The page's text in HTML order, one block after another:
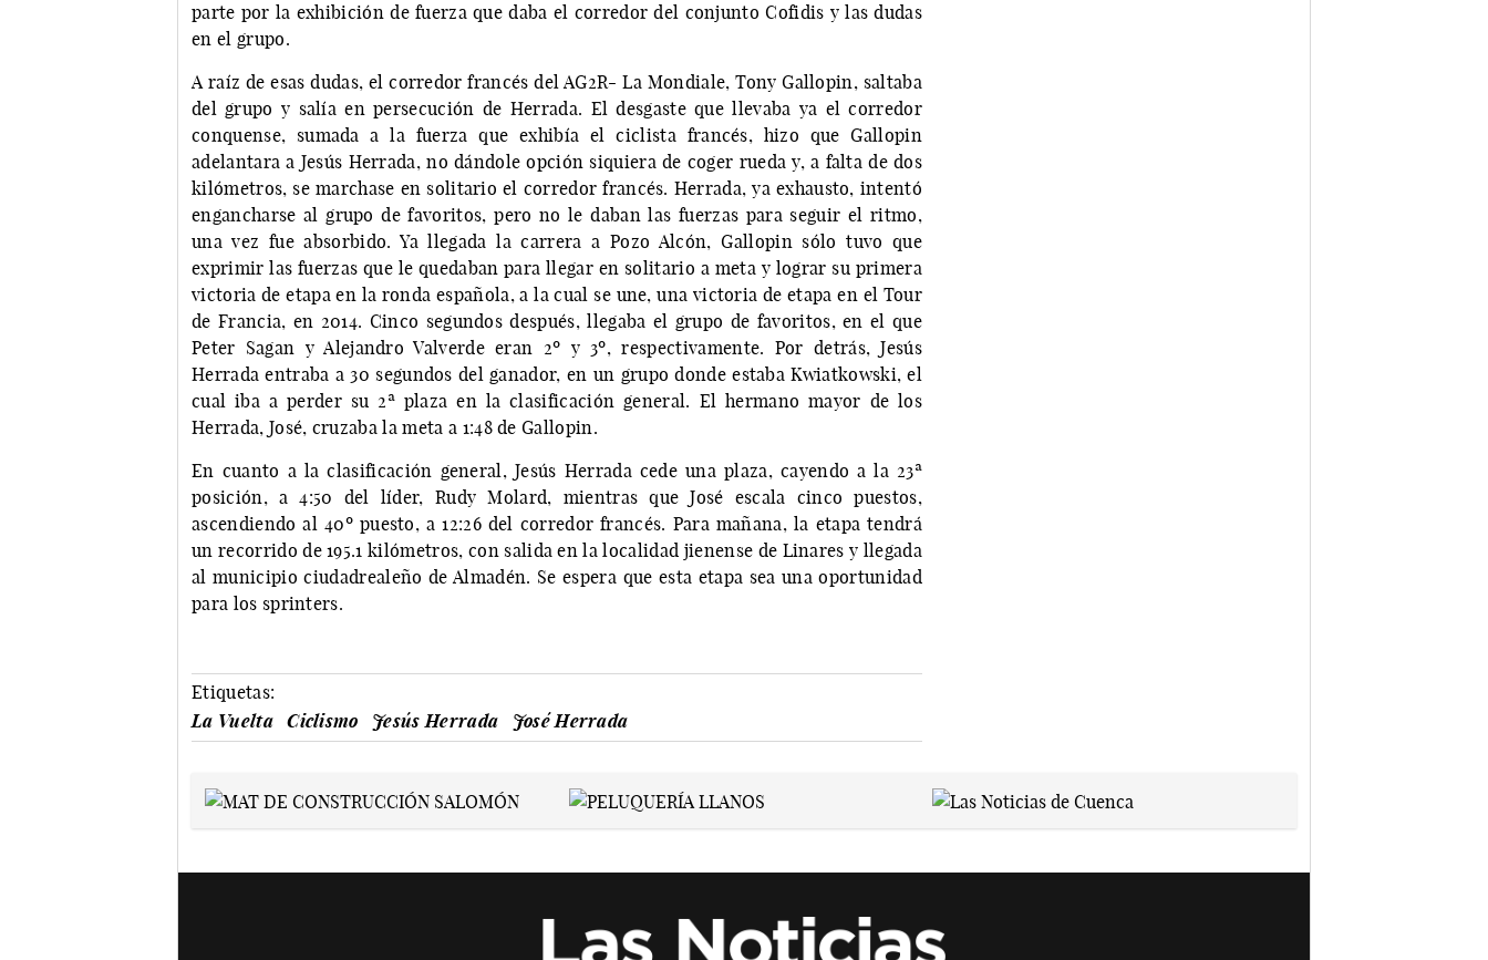
parte por la exhibición de fuerza que daba el corredor del conjunto Cofidis y las dudas
en el grupo.
A raíz de esas dudas, el corredor francés del AG2R- La Mondiale, Tony Gallopin, saltaba
del grupo y salía en persecución de Herrada. El desgaste que llevaba ya el corredor
conquense, sumada a la fuerza que exhibía el ciclista francés, hizo que Gallopin
adelantara a Jesús Herrada, no dándole opción siquiera de coger rueda y, a falta de dos
kilómetros, se marchase en solitario el corredor francés. Herrada, ya exhausto, intentó
engancharse al grupo de favoritos, pero no le daban las fuerzas para seguir el ritmo,
una vez fue absorbido. Ya llegada la carrera a Pozo Alcón, Gallopin sólo tuvo que
exprimir las fuerzas que le quedaban para llegar en solitario a meta y lograr su primera
victoria de etapa en la ronda española, a la cual se une, una victoria de etapa en el Tour
de Francia, en 2014. Cinco segundos después, llegaba el grupo de favoritos, en el que
Peter Sagan y Alejandro Valverde eran 2º y 3º, respectivamente. Por detrás, Jesús
Herrada entraba a 30 segundos del ganador, en un grupo donde estaba Kwiatkowski, el
cual iba a perder su 2ª plaza en la clasificación general. El hermano mayor de los
Herrada, José, cruzaba la meta a 1:48 de Gallopin.
En cuanto a la clasificación general, Jesús Herrada cede una plaza, cayendo a la 23ª
posición, a 4:50 del líder, Rudy Molard, mientras que José escala cinco puestos,
ascendiendo al 40º puesto, a 12:26 del corredor francés. Para mañana, la etapa tendrá
un recorrido de 195.1 kilómetros, con salida en la localidad jienense de Linares y llegada
al municipio ciudadrealeño de Almadén. Se espera que esta etapa sea una oportunidad
para los sprinters.
Etiquetas:
La Vuelta
Ciclismo Jesús Herrada José Herrada